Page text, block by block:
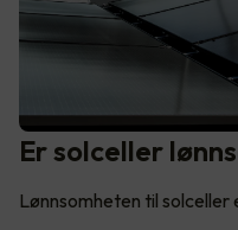
Er solceller
Lønnsomheten til